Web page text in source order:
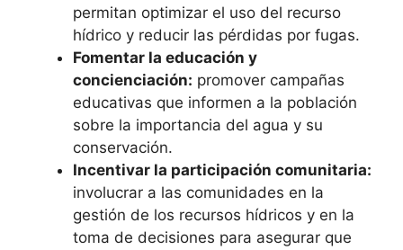
permitan optimizar el uso del recurso
hídrico y reducir las pérdidas por fugas.
Fomentar la educación y
concienciación: promover campañas
educativas que informen a la población
sobre la importancia del agua y su
conservación.
Incentivar la participación comunitaria:
involucrar a las comunidades en la
gestión de los recursos hídricos y en la
toma de decisiones para asegurar que